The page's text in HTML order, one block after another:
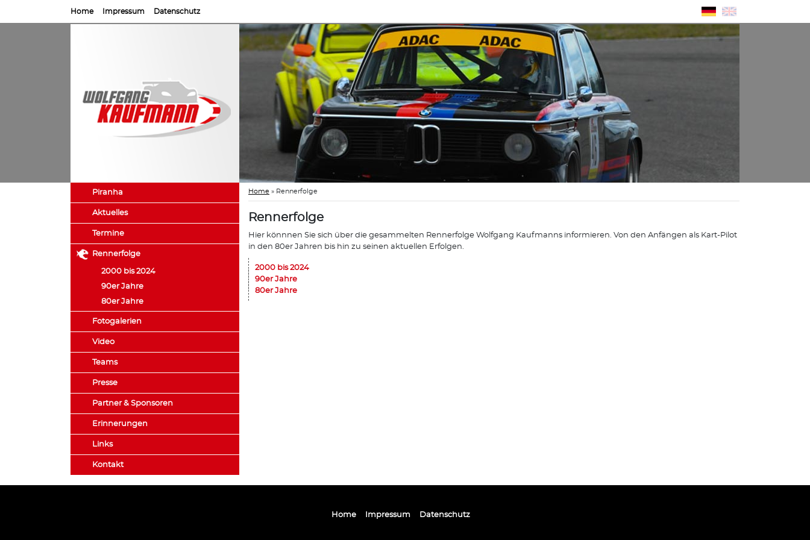
Home Impressum Datenschutz
Piranha
Aktuelles
Termine
Rennerfolge
2000 bis 2024
90er Jahre
80er Jahre
Fotogalerien
Video
Teams
Presse
Partner & Sponsoren
Erinnerungen
Links
Kontakt
Home » Rennerfolge
Rennerfolge
Hier könnnen Sie sich über die gesammelten Rennerfolge Wolfgang Kaufmanns informieren. Von den Anfängen als Kart-Pilot
in den 80er Jahren bis hin zu seinen aktuellen Erfolgen.
2000 bis 2024
90er Jahre
80er Jahre
Home Impressum Datenschutz